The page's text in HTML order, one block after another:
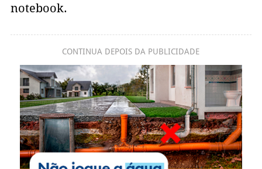
notebook.
CONTINUA DEPOIS DA PUBLICIDADE